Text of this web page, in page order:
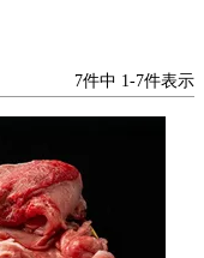
7件中 1-7件表示